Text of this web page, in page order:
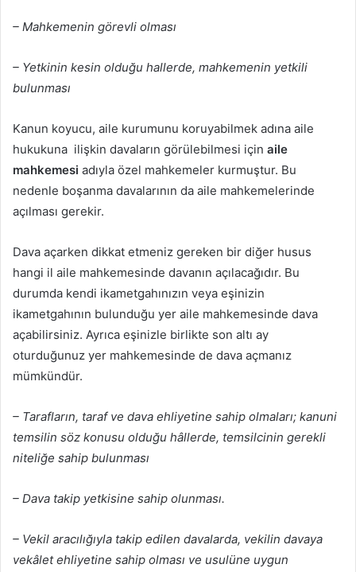
– Mahkemenin görevli olması
– Yetkinin kesin olduğu hallerde, mahkemenin yetkili
bulunması
Kanun koyucu, aile kurumunu koruyabilmek adına aile
hukukuna ilişkin davaların görülebilmesi için aile
mahkemesi adıyla özel mahkemeler kurmuştur. Bu
nedenle boşanma davalarının da aile mahkemelerinde
açılması gerekir.
Dava açarken dikkat etmeniz gereken bir diğer husus
hangi il aile mahkemesinde davanın açılacağıdır. Bu
durumda kendi ikametgahınızın veya eşinizin
ikametgahının bulunduğu yer aile mahkemesinde dava
açabilirsiniz. Ayrıca eşinizle birlikte son altı ay
oturduğunuz yer mahkemesinde de dava açmanız
mümkündür.
– Tarafların, taraf ve dava ehliyetine sahip olmaları; kanuni
temsilin söz konusu olduğu hâllerde, temsilcinin gerekli
niteliğe sahip bulunması
– Dava takip yetkisine sahip olunması.
– Vekil aracılığıyla takip edilen davalarda, vekilin davaya
vekâlet ehliyetine sahip olması ve usulüne uygun